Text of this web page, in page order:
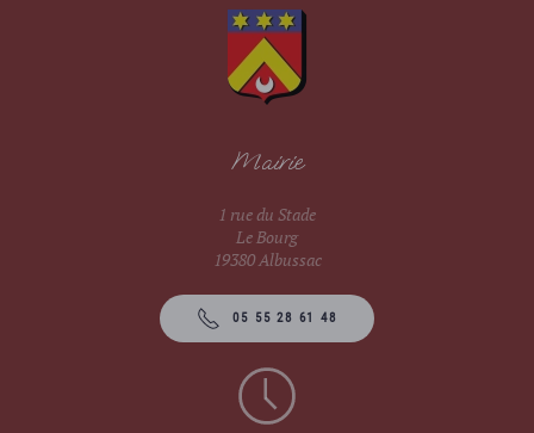
Mairie
1 rue du Stade
Le Bourg
19380 Albussac
05 55 28 61 48